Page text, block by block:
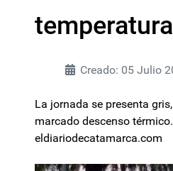
temperatura
Creado: 05 Julio
La jornada se presenta
marcado descenso
eldiariodecatamarca.com